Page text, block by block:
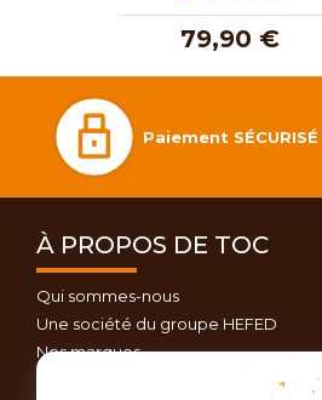
79,90 €
Paiement SÉCURISÉ
À PROPOS DE TOC
Qui sommes-nous
Une société du groupe HEFED
Nos marques